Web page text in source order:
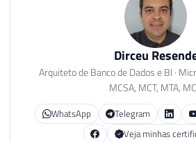
Dirceu
Arquiteto de Banco de Dados e BI ·
MCSA, MCT, MTA,
WhatsApp
Telegram
Veja minhas